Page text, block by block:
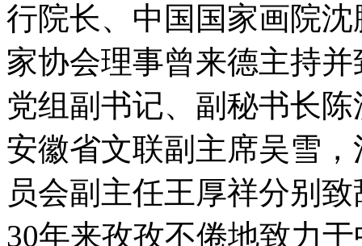
行院长、中国国家画院
家协会理事曾来德主持
党组副书记、副秘书长
安徽省文联副主席吴雪
员会副主任王厚祥分别
30年来孜孜不倦地致力